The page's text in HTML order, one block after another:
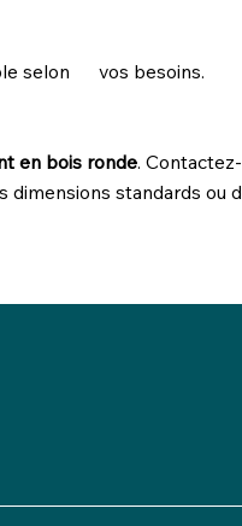
selon vos besoins.
en bois ronde.
dimensions standards ou